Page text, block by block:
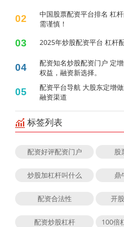
02
中国股票配资平台排名 杠
需谨慎！
03 2025年炒股配资平台 杠杆
04
配资知名炒股配资门户 定
权益，融资新选择。
05
配资平台导航 大股东定增
融资渠道
标签列表
配资好评配资门户 股
炒股加杠杆叫什么 鼎
配资合法性 开
配资炒股杠杆 100倍